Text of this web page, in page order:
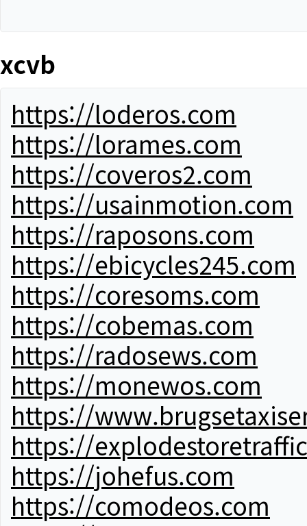
xcvb
https://loderos.com
https://lorames.com
https://coveros2.com
https://usainmotion.com
https://raposons.com
https://ebicycles245.com
https://coresoms.com
https://cobemas.com
https://radosews.com
https://monewos.com
https://
https://
https://johefus.com
https://comodeos.com